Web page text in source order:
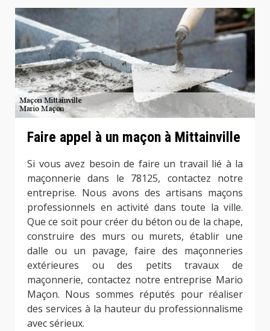
Faire appel à un maçon à Mittainville
Si vous avez besoin de faire un travail lié à la
maçonnerie dans le 78125, contactez notre
entreprise. Nous avons des artisans maçons
professionnels en activité dans toute la ville.
Que ce soit pour créer du béton ou de la chape,
construire des murs ou murets, établir une
dalle ou un pavage, faire des maçonneries
extérieures ou des petits travaux de
maçonnerie, contactez notre entreprise Mario
Maçon. Nous sommes réputés pour réaliser
des services à la hauteur du professionnalisme
avec sérieux.